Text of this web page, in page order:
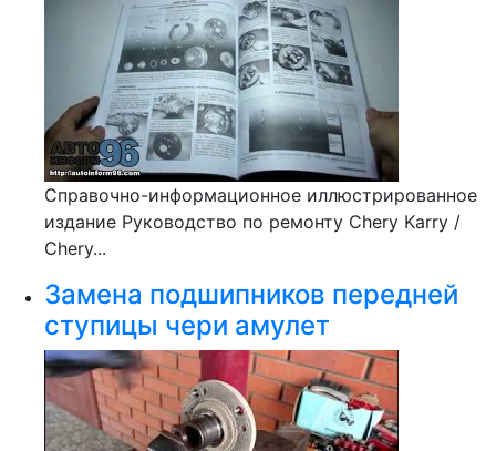
Справочно-информационное иллюстрированное
издание Руководство по ремонту Chery Karry /
Chery...
Замена подшипников передней
ступицы чери амулет